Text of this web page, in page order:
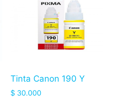
Tinta Canon 190 Y
$30.000